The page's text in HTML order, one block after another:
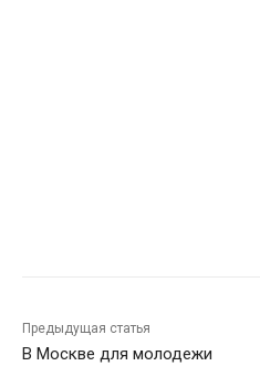
Предыдущая статья
В Москве для молодежи